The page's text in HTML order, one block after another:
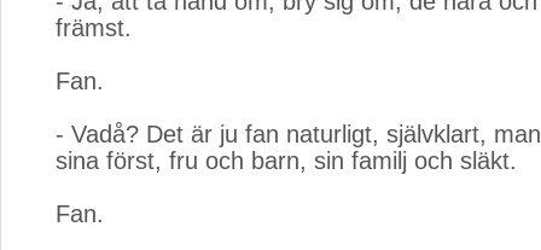
främst.
Fan.
- Vadå? Det är ju fan naturligt, självklart,
sina först, fru och barn, sin familj och släkt.
Fan.